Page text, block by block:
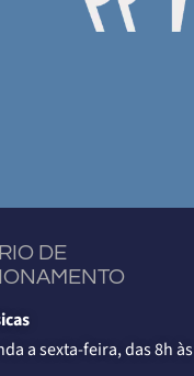
DE
a sexta-feira, das 8h às